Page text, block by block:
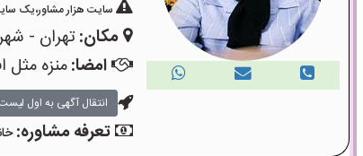
سایت هزار مشاور،یک
مکان:تهران -
امضا:منزه مثل
انتقال آگهی به اول
تعرفه مشاوره: